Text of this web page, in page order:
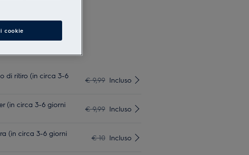
di ritiro (in circa 3-6
€ 9,99 Incluso
(in circa 3-6 giorni
€ 9,99 Incluso
(in circa 3-6 giorni
€ 10 Incluso
cookie